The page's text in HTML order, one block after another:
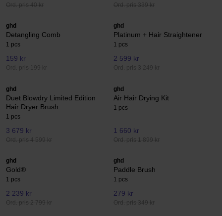
Ord. pris 40 kr Ord. pris 339 kr
ghd
Detangling Comb
1 pcs
159 kr
Ord. pris 199 kr
ghd
Platinum + Hair Straightener
1 pcs
2 599 kr
Ord. pris 3 249 kr
ghd
Duet Blowdry Limited Edition
Hair Dryer Brush
1 pcs
3 679 kr
Ord. pris 4 599 kr
ghd
Air Hair Drying Kit
1 pcs
1 660 kr
Ord. pris 1 899 kr
ghd
Gold®
1 pcs
2 239 kr
Ord. pris 2 799 kr
ghd
Paddle Brush
1 pcs
279 kr
Ord. pris 349 kr